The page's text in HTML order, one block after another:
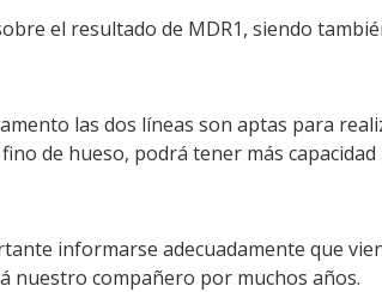
el resultado de MDR1, siendo
las dos líneas son aptas para
de hueso, podrá tener más
informarse adecuadamente que
nuestro compañero por muchos años.